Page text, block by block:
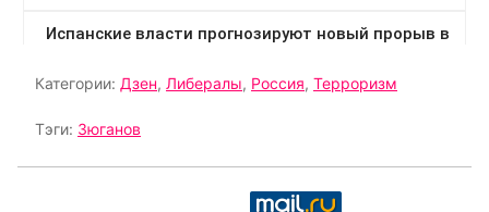
Категории: Дзен, Либералы, Россия, Терроризм
Тэги: Зюганов